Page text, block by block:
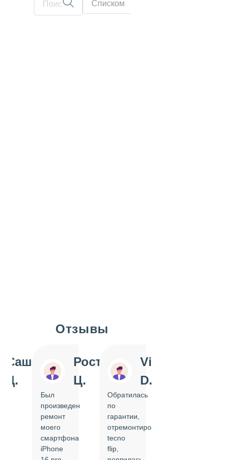
Списком
Отзывы
Саша
Д.
Ростислав
Ц.
Был
произведен
ремонт
моего
смартфона
iPhone
Vi
D.
Обратилась
по
гарантии,
отремонтировать
tecno
flip,